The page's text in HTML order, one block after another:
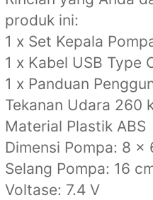
produk ini:
1 x Set Kepala
1 x Kabel USB Type
1 x Panduan
Tekanan Udara 260
Material Plastik ABS
Dimensi Pompa: 8 x
Selang Pompa: 16
Voltase: 7.4 V